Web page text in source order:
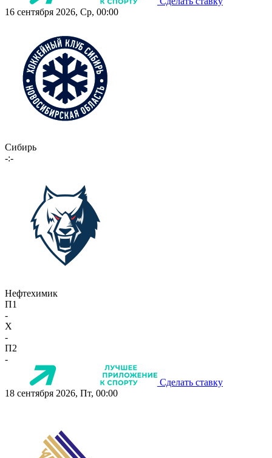
16 сентября 2026, Ср, 00:00
Сибирь
-:-
Нефтехимик
П1
-
X
-
П2
-
Сделать ставку
18 сентября 2026, Пт, 00:00